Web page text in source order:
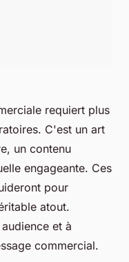
requiert plus
C'est un art
un contenu
engageante. Ces
pour
atout.
et à
commercial.